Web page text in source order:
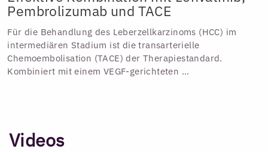
Pembrolizumab und TACE
Für die Behandlung des Leberzellkarzinoms (HCC) im
intermediären Stadium ist die transarterielle
Chemoembolisation (TACE) der Therapiestandard.
Kombiniert mit einem VEGF-gerichteten ...
Videos